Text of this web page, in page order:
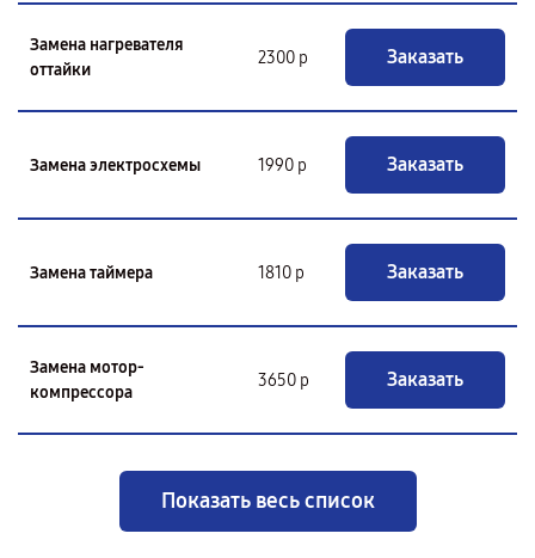
Замена нагревателя
оттайки
2300 р Заказать
Замена электросхемы 1990 р Заказать
Замена таймера 1810 р Заказать
Замена мотор-
компрессора
3650 р Заказать
Показать весь список